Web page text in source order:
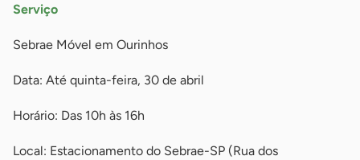
Serviço
Sebrae Móvel em Ourinhos
Data: Até quinta-feira, 30 de abril
Horário: Das 10h às 16h
Local: Estacionamento do Sebrae-SP (Rua dos